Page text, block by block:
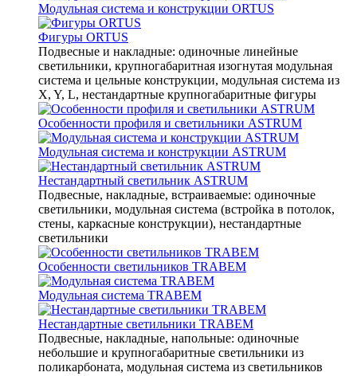
Модульная система и конструкции ORTUS
Фигуры ORTUS
Подвесные и накладные: одиночные линейные
светильники, крупногабаритная изогнутая модульная
система и цельные конструкции, модульная система из
X, Y, L, нестандартные крупногабаритные фигуры
Особенности профиля и светильники ASTRUM
Модульная система и конструкции ASTRUM
Нестандартный светильник ASTRUM
Подвесные, накладные, встраиваемые: одиночные
светильники, модульная система (встройка в потолок,
стены, каркасные конструкции), нестандартные
светильники
Особенности светильников TRABEM
Модульная система TRABEM
Нестандартные светильники TRABEM
Подвесные, накладные, напольные: одиночные
небольшие и крупногабаритные светильники из
поликарбоната, модульная система из светильников